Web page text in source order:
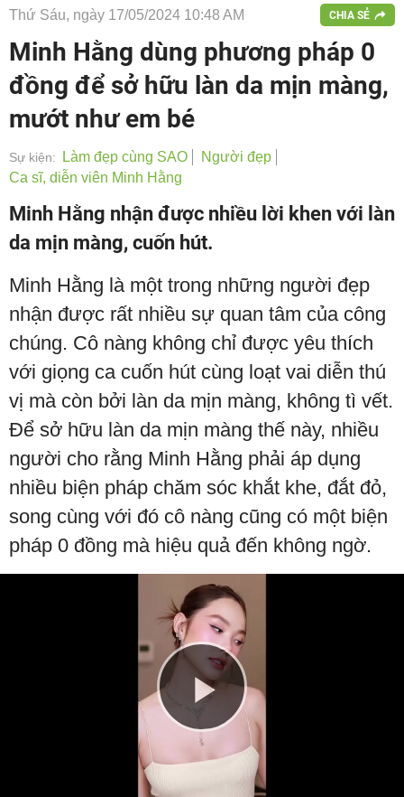
Thứ Sáu, ngày 17/05/2024 10:48 AM CHIA SẺ
Minh Hằng dùng phương pháp 0
đồng để sở hữu làn da mịn màng,
mướt như em bé
Sự kiện: Làm đẹp cùng SAO
Người đẹp
Ca sĩ, diễn viên Minh Hằng
Minh Hằng nhận được nhiều lời khen với làn
da mịn màng, cuốn hút.
Minh Hằng là một trong những người đẹp
nhận được rất nhiều sự quan tâm của công
chúng. Cô nàng không chỉ được yêu thích
với giọng ca cuốn hút cùng loạt vai diễn thú
vị mà còn bởi làn da mịn màng, không tì vết.
Để sở hữu làn da mịn màng thế này, nhiều
người cho rằng Minh Hằng phải áp dụng
nhiều biện pháp chăm sóc khắt khe, đắt đỏ,
song cùng với đó cô nàng cũng có một biện
pháp 0 đồng mà hiệu quả đến không ngờ.
Play